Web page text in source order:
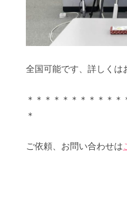
全国可能です、詳しくは
＊＊＊＊＊＊＊＊＊＊
＊
ご依頼、お問い合わせは